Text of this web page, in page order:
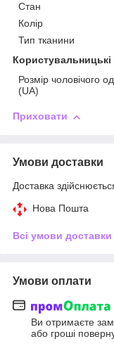
Стан
Колір
Тип тканини
Користувальницькі
Розмір чоловічого
(UA)
Приховати
Умови доставки
Доставка
Нова Пошта
Всі умови доставки
Умови оплати
Ви отримаєте
або гроші